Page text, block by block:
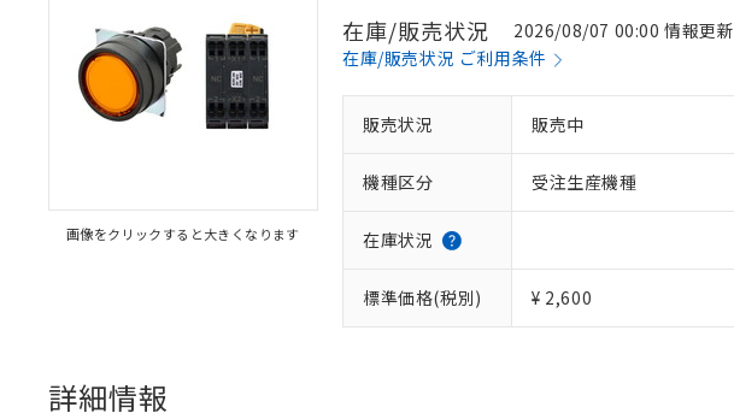
画像をクリックすると大きくなります
在庫/販売状況
2026/08/07 00:00 情報更新
在庫/販売状況 ご利用条件
販売状況 販売中
機種区分 受注生産機種
在庫状況
標準価格(税別) ¥ 2,600
詳細情報